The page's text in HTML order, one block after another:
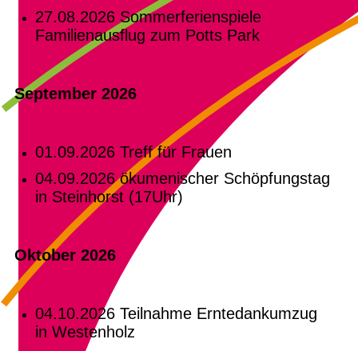
27.08.2026 Sommerferienspiele
Familienausflug zum Potts Park
September 2026
01.09.2026 Treff für Frauen
04.09.2026 ökumenischer Schöpfungstag
in Steinhorst (17Uhr)
Oktober 2026
04.10.2026 Teilnahme Erntedankumzug
in Westenholz